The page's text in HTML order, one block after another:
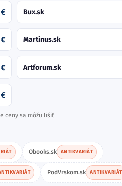
Bux.sk
Martinus.sk
Artforum.sk
ceny sa môžu líšiť
Obooks.sk ANTIKVARIÁT
PodVrskom.sk ANTIKVARIÁT